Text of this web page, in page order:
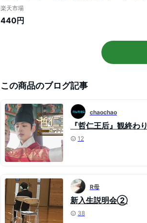
楽天市場
440円
この商品のブログ記事
chaochao
『哲仁王后』観終わ
12
R母
新入生説明会②
38